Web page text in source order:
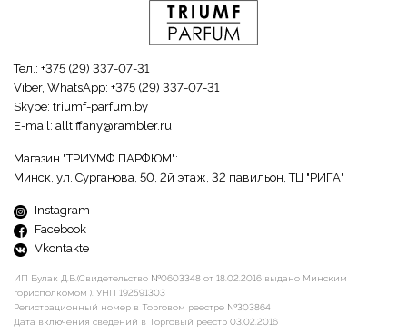
Тел.: +375 (29) 337-07-31
Viber, WhatsApp: +375 (29) 337-07-31
Skype: triumf-parfum.by
E-mail: alltiffany@rambler.ru
Магазин "ТРИУМФ ПАРФЮМ":
Минск, ул. Сурганова, 50, 2й этаж, 32 павильон, ТЦ "РИГА"
Instagram
Facebook
Vkontakte
ИП Булак Д.В.(Свидетельство №0603348 от 18.02.2016 выдано Минским
горисполкомом ). УНП 192591303
Регистрационный номер в Торговом реестре №303864
Дата включения сведений в Торговый реестр 03.02.2016